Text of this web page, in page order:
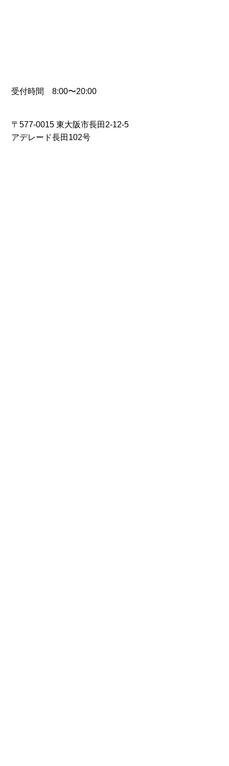
受付時間 8:00〜20:00
〒577-0015 東大阪市長田2-12-5
アデレード長田102号